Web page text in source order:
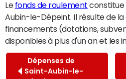
Le fonds de roulement constitue
Aubin-le-Dépeint. Il résulte de
financements (dotations,
disponibles à plus d'un an et les
Dépenses de
Saint-Aubin-le-